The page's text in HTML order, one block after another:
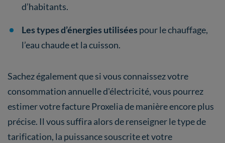
d’habitants.
Les types d’énergies utilisées pour le chauffage,
l’eau chaude et la cuisson.
Sachez également que si vous connaissez votre
consommation annuelle d'électricité, vous pourrez
estimer votre facture Proxelia de manière encore plus
précise. Il vous suffira alors de renseigner le type de
tarification, la puissance souscrite et votre